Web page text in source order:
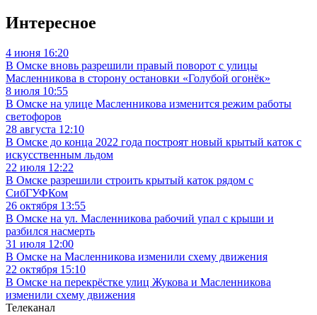
Интересное
4 июня 16:20
В Омске вновь разрешили правый поворот с улицы
Масленникова в сторону остановки «Голубой огонёк»
8 июля 10:55
В Омске на улице Масленникова изменится режим работы
светофоров
28 августа 12:10
В Омске до конца 2022 года построят новый крытый каток с
искусственным льдом
22 июля 12:22
В Омске разрешили строить крытый каток рядом с
СибГУФКом
26 октября 13:55
В Омске на ул. Масленникова рабочий упал с крыши и
разбился насмерть
31 июля 12:00
В Омске на Масленникова изменили схему движения
22 октября 15:10
В Омске на перекрёстке улиц Жукова и Масленникова
изменили схему движения
Телеканал